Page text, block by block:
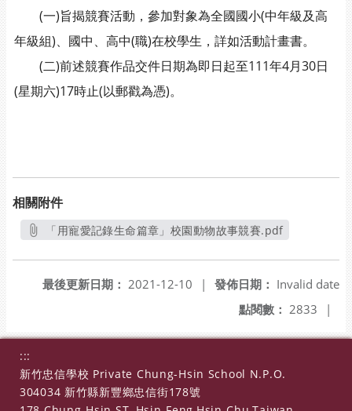
(一)旨揭競賽活動，參加對象為全國國小(中年級及高
年級組)、國中、高中(職)在校學生，詳如活動計畫書。
(二)前述競賽作品交件日期為即日起至111年4月30日
(星期六)17時止(以郵戳為憑)。
相關附件
「用寵愛記錄生命篇章」校園動物故事競賽.pdf
發佈日期： Invalid date
最後更新日期： 2021-12-10
|
點閱數： 2833 |
:::
新竹忠信學校 Private Chung-Hsin School N.P.O.
304034 新竹縣新豐鄉忠信街178號